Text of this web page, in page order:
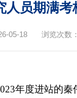
人员期满
05-18 浏览次数：
年度进站的秦